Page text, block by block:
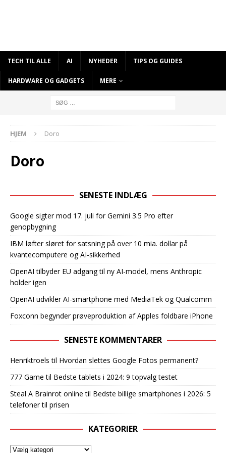
TECH TIL ALLE AI NYHEDER TIPS OG GUIDES
HARDWARE OG GADGETS MERE
HJEM Doro
Doro
SENESTE INDLÆG
Google sigter mod 17. juli for Gemini 3.5 Pro efter
genopbygning
IBM løfter sløret for satsning på over 10 mia. dollar på
kvantecomputere og AI-sikkerhed
OpenAI tilbyder EU adgang til ny AI-model, mens Anthropic
holder igen
OpenAI udvikler AI-smartphone med MediaTek og Qualcomm
Foxconn begynder prøveproduktion af Apples foldbare iPhone
SENESTE KOMMENTARER
Henriktroels til Hvordan slettes Google Fotos permanent?
777 Game til Bedste tablets i 2024: 9 topvalg testet
Steal A Brainrot online til Bedste billige smartphones i 2026: 5
telefoner til prisen
KATEGORIER